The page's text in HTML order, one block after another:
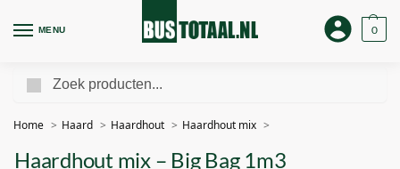
MENU 0
Home Haard Haardhout Haardhout mix
Haardhout mix – Big Bag 1m3